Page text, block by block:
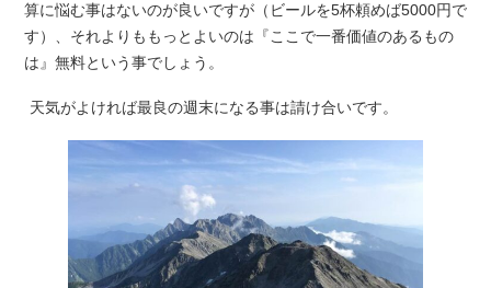
算に悩む事はないのが良いですが（ビールを5杯頼めば5000円で
す）、それよりももっとよいのは『ここで一番価値のあるもの
は』無料という事でしょう。
天気がよければ最良の週末になる事は請け合いです。